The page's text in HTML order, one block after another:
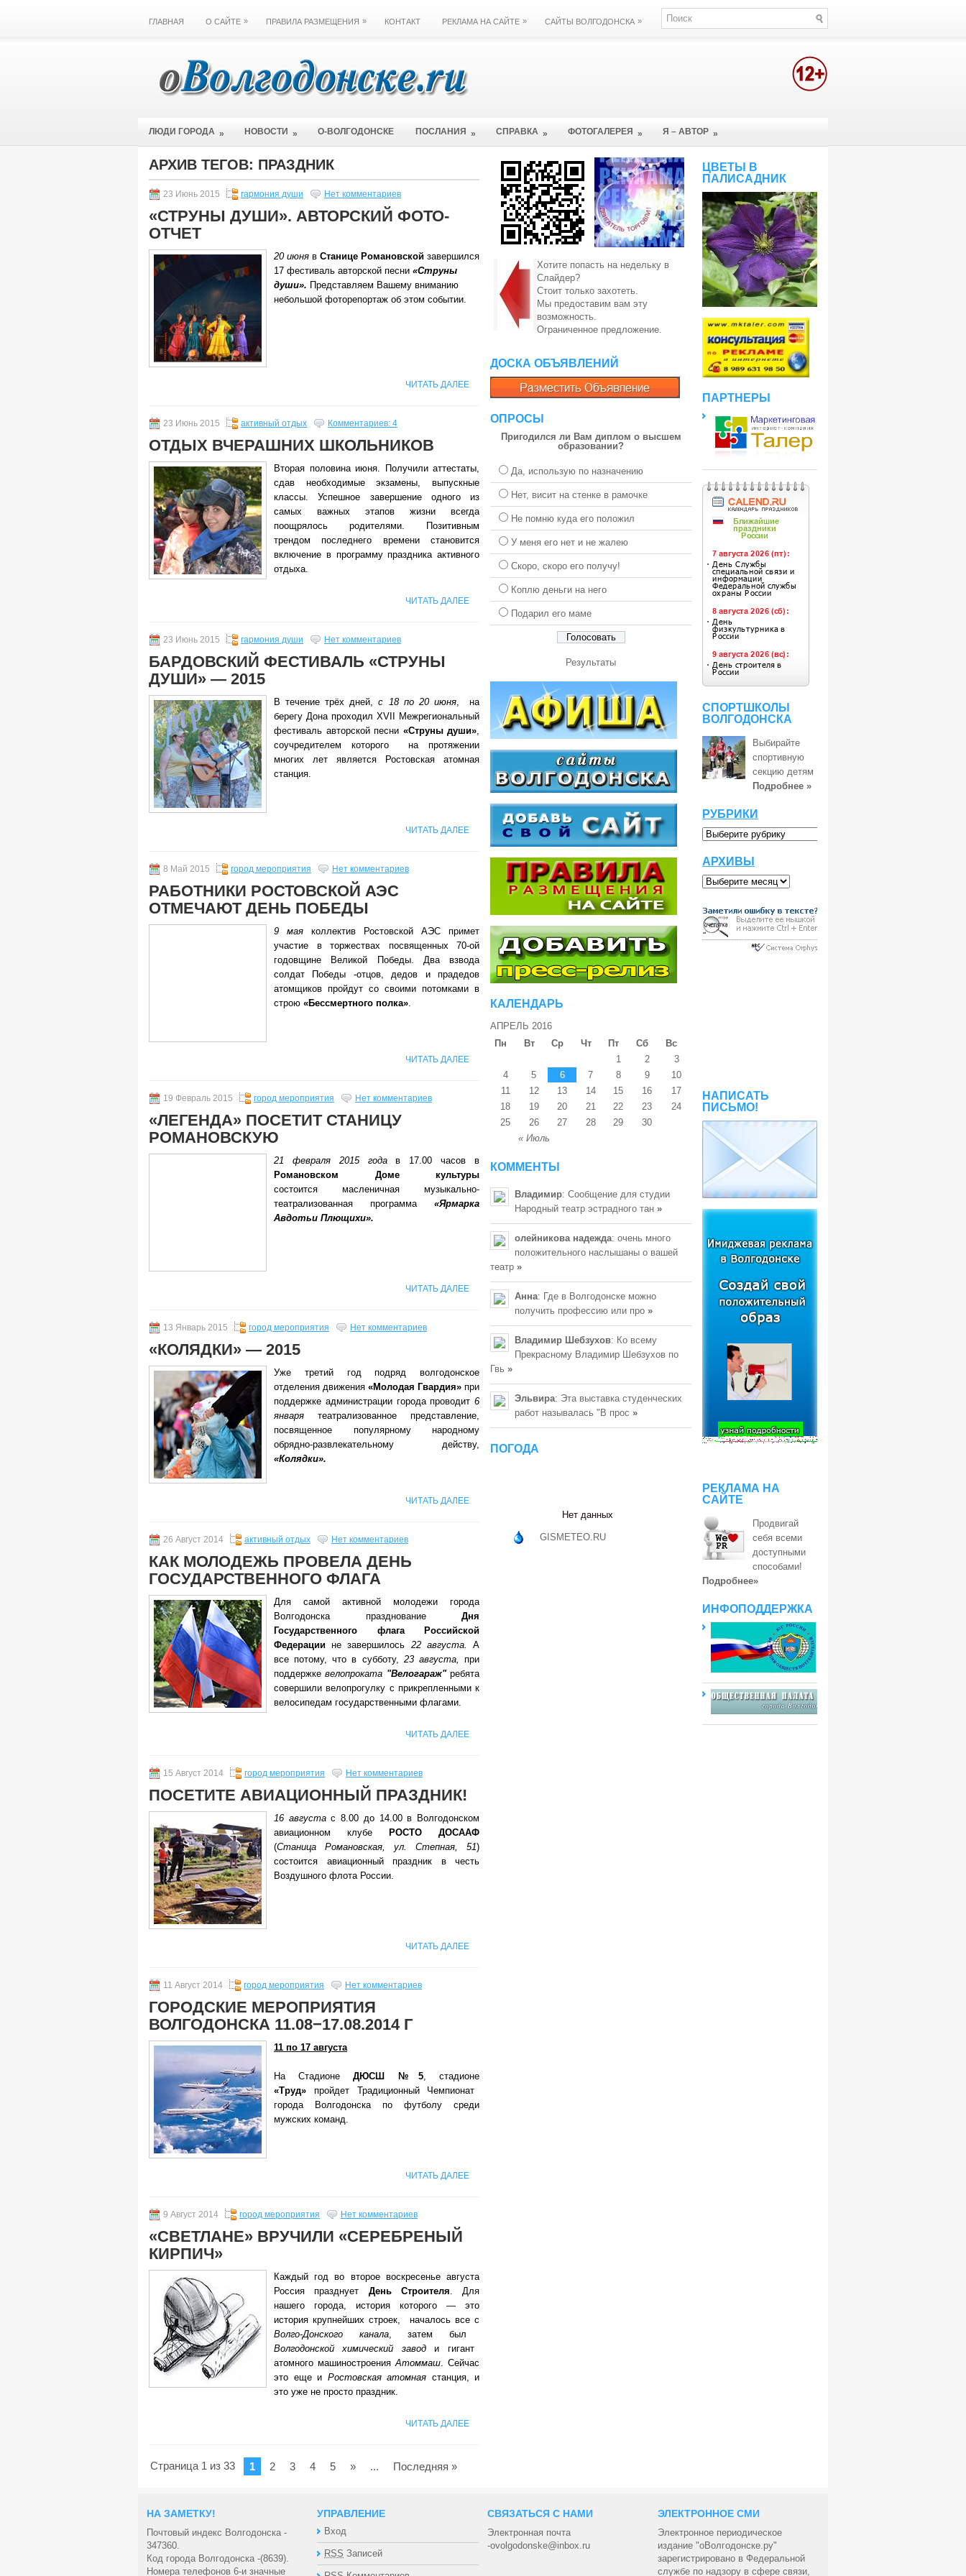
ГЛАВНАЯ О САЙТЕ » ПРАВИЛА РАЗМЕЩЕНИЯ » КОНТАКТ РЕКЛАМА НА САЙТЕ » САЙТЫ ВОЛГОДОНСКА »
ЛЮДИ ГОРОДА » НОВОСТИ » О-ВОЛГОДОНСКЕ ПОСЛАНИЯ » СПРАВКА » ФОТОГАЛЕРЕЯ » Я – АВТОР »
АРХИВ ТЕГОВ: ПРАЗДНИК
23 Июнь 2015 гармония души Нет комментариев
«СТРУНЫ ДУШИ». АВТОРСКИЙ ФОТО-
ОТЧЕТ
20 июня в Станице Романовской завершился
17 фестиваль авторской песни «Струны
души». Представляем Вашему вниманию
небольшой фоторепортаж об этом событии.
ЧИТАТЬ ДАЛЕЕ
23 Июнь 2015 активный отдых Комментариев: 4
ОТДЫХ ВЧЕРАШНИХ ШКОЛЬНИКОВ
Вторая половина июня. Получили аттестаты,
сдав необходимые экзамены, выпускные
классы. Успешное завершение одного из
самых важных этапов жизни всегда
поощрялось родителями. Позитивным
трендом последнего времени становится
включение в программу праздника активного
отдыха.
ЧИТАТЬ ДАЛЕЕ
23 Июнь 2015 гармония души Нет комментариев
БАРДОВСКИЙ ФЕСТИВАЛЬ «СТРУНЫ
ДУШИ» — 2015
В течение трёх дней, с 18 по 20 июня, на
берегу Дона проходил XVII Межрегиональный
фестиваль авторской песни «Струны души»,
соучредителем которого на протяжении
многих лет является Ростовская атомная
станция.
ЧИТАТЬ ДАЛЕЕ
8 Май 2015 город мероприятия Нет комментариев
РАБОТНИКИ РОСТОВСКОЙ АЭС
ОТМЕЧАЮТ ДЕНЬ ПОБЕДЫ
9 мая коллектив Ростовской АЭС примет
участие в торжествах посвященных 70-ой
годовщине Великой Победы. Два взвода
солдат Победы -отцов, дедов и прадедов
атомщиков пройдут со своими потомками в
строю «Бессмертного полка».
ЧИТАТЬ ДАЛЕЕ
19 Февраль 2015 город мероприятия Нет комментариев
«ЛЕГЕНДА» ПОСЕТИТ СТАНИЦУ
РОМАНОВСКУЮ
21 февраля 2015 годав 17.00 часов в
Романовском Доме культуры
состоится масленичная музыкально-
театрализованная программа«Ярмарка
Авдотьи Плющихи».
ЧИТАТЬ ДАЛЕЕ
13 Январь 2015 город мероприятия Нет комментариев
«КОЛЯДКИ» — 2015
Уже третий год подряд волгодонское
отделения движения «Молодая Гвардия» при
поддержке администрации города проводит 6
января театрализованное представление,
посвященное популярному народному
обрядно-развлекательному действу,
«Колядки».
ЧИТАТЬ ДАЛЕЕ
26 Август 2014 активный отдых Нет комментариев
КАК МОЛОДЕЖЬ ПРОВЕЛА ДЕНЬ
ГОСУДАРСТВЕННОГО ФЛАГА
Для самой активной молодежи города
Волгодонска празднование Дня
Государственного флага Российской
Федерации не завершилось 22 августа.
А
все потому, что в субботу, 23 августа, при
поддержкевелопроката "Велогараж"ребята
совершили велопрогулку с прикрепленными к
велосипедам государственными флагами.
ЧИТАТЬ ДАЛЕЕ
15 Август 2014 город мероприятия Нет комментариев
ПОСЕТИТЕ АВИАЦИОННЫЙ ПРАЗДНИК!
16 августас 8.00 до 14.00 в Волгодонском
авиационном клубе РОСТО ДОСААФ
(Станица Романовская, ул. Степная, 51)
состоится авиационный праздник в честь
Воздушного флота России.
ЧИТАТЬ ДАЛЕЕ
11 Август 2014 город мероприятия Нет комментариев
ГОРОДСКИЕ МЕРОПРИЯТИЯ
ВОЛГОДОНСКА 11.08−17.08.2014 Г
11 по 17 августа
На Стадионе ДЮСШ №5, стадионе
«Труд» пройдет Традиционный Чемпионат
города Волгодонска по футболу среди
мужских команд.
ЧИТАТЬ ДАЛЕЕ
9 Август 2014 город мероприятия Нет комментариев
«СВЕТЛАНЕ» ВРУЧИЛИ «СЕРЕБРЕНЫЙ
КИРПИЧ»
Каждый год во второе воскресенье августа
Россия празднует День Строителя. Для
нашего города, история которого — это
история крупнейших строек, началось все с
Волго-Донского канала, затем был
Волгодонской химический заводи гигант
атомного машиностроенияАтоммаш. Сейчас
это еще и Ростовская атомная станция, и
это уже не просто праздник.
ЧИТАТЬ ДАЛЕЕ
Страница 1 из 33 1 2 3 4 5 » ... Последняя »
Хотите попасть на недельку в
Слайдер?
Стоит только захотеть.
Мы предоставим вам эту
возможность.
Ограниченное предложение.
ДОСКА ОБЪЯВЛЕНИЙ
ОПРОСЫ
Пригодился ли Вам диплом о высшем
образовании?
Да, использую по назначению
Нет, висит на стенке в рамочке
Не помню куда его положил
У меня его нет и не жалею
Скоро, скоро его получу!
Коплю деньги на него
Подарил его маме
Результаты
КАЛЕНДАРЬ
АПРЕЛЬ 2016
Пн
Вт Ср Чт Пт Сб Вс
« Июль
1 2
3
4
5 6 7 8 9
10
11
12 13 14 15 16
17
18
19 20 21 22 23
24
25
26 27 28 29 30
КОММЕНТЫ
Владимир: Сообщение для студии
Народный театр эстрадного тан »
олейникова надежда: очень много
положительного наслышаны о вашей
театр »
Анна: Где в Волгодонске можно
получить профессию или про »
Владимир Шебзухов: Ко всему
Прекрасному Владимир Шебзухов по
Гвь »
Эльвира: Эта выставка студенческих
работ называлась "В прос »
ПОГОДА
Нет данных
GISMETEO.RU
ЦВЕТЫ В
ПАЛИСАДНИК
ПАРТНЕРЫ
СПОРТШКОЛЫ
ВОЛГОДОНСКА
Выбирайте
спортивную
секцию детям
Подробнее »
РУБРИКИ
АРХИВЫ
НАПИСАТЬ
ПИСЬМО!
РЕКЛАМА НА
САЙТЕ
Продвигай
себя всеми
доступными
способами!
Подробнее»
ИНФОПОДДЕРЖКА
НА ЗАМЕТКУ!
Почтовый индекс Волгодонска -
347360.
Код города Волгодонска -(8639).
Номера телефонов 6-и значные
УПРАВЛЕНИЕ
Вход
RSS Записей
СВЯЗАТЬСЯ С НАМИ
Электронная почта
-ovolgodonske@inbox.ru
ЭЛЕКТРОННОЕ СМИ
Электронное периодическое
издание "оВолгодонске.ру"
зарегистрировано в Федеральной
службе по надзору в сфере связи,